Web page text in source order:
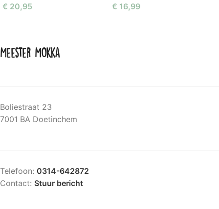
€ 20,95 € 16,99
Meester Mokka
Boliestraat 23
7001 BA Doetinchem
Telefoon: 0314-642872
Contact: Stuur bericht